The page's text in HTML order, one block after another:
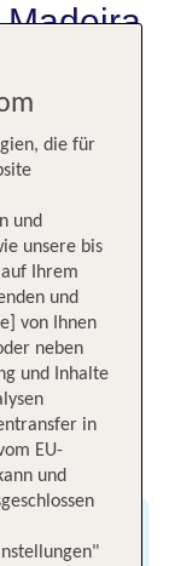
der Insel
Flüge
Madeira
auf Madeira
und 30
der
die für
und
unsere bis
Ihrem
und
von Ihnen
neben
und Inhalte
in
EU-
und